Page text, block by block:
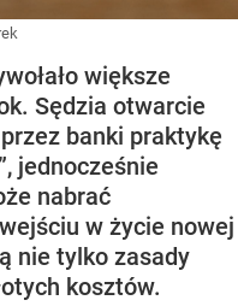
większe
Sędzia otwarcie
banki praktykę
jednocześnie
nabrać
w życie nowej
nie tylko zasady
kosztów.